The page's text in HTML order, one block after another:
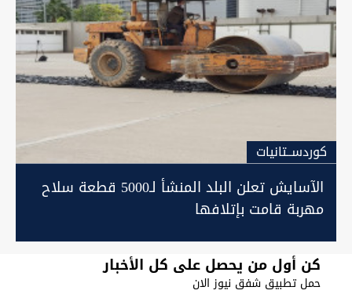
كوردســتانيات
الآسايش تعلن البلد المنشأ لـ5000 قطعة سلاح
مهربة قامت بإتلافها
كن أول من يحصل على كل الأخبار
حمل تطبيق شفق نيوز الان